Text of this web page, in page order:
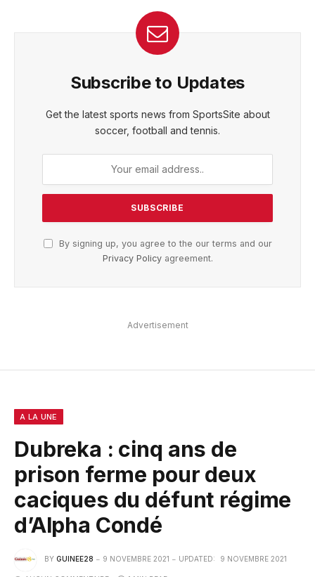
Subscribe to Updates
Get the latest sports news from SportsSite about
soccer, football and tennis.
By signing up, you agree to the our terms and our
Privacy Policyagreement.
Advertisement
A LA UNE
Dubreka : cinq ans de
prison ferme pour deux
caciques du défunt régime
d’Alpha Condé
BY GUINEE28 9 NOVEMBRE 2021 UPDATED: 9 NOVEMBRE 2021